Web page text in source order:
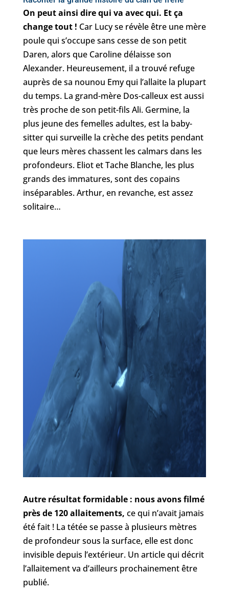
On peut ainsi dire qui va avec qui. Et ça
change tout ! Car Lucy se révèle être une mère
poule qui s’occupe sans cesse de son petit
Daren, alors que Caroline délaisse son
Alexander. Heureusement, il a trouvé refuge
auprès de sa nounou Emy qui l’allaite la plupart
du temps. La grand-mère Dos-calleux est aussi
très proche de son petit-fils Ali. Germine, la
plus jeune des femelles adultes, est la baby-
sitter qui surveille la crèche des petits pendant
que leurs mères chassent les calmars dans les
profondeurs. Eliot et Tache Blanche, les plus
grands des immatures, sont des copains
inséparables. Arthur, en revanche, est assez
solitaire…
Autre résultat formidable : nous avons filmé
près de 120 allaitements, ce qui n’avait jamais
été fait ! La tétée se passe à plusieurs mètres
de profondeur sous la surface, elle est donc
invisible depuis l’extérieur. Un article qui décrit
l’allaitement va d’ailleurs prochainement être
publié.